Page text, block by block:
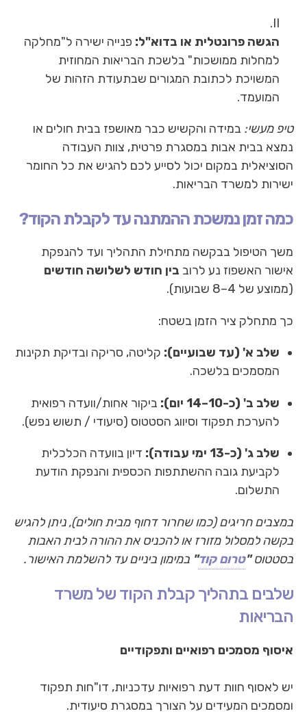
הגשה פרונטלית או בדוא"ל: פנייה ישירה ל"מחלקה
למחלות ממושכות" בלשכת הבריאות המחוזית
המשויכת לכתובת המגורים שבתעודת הזהות של
המועמד.
טיפ מעשי: במידה והקשיש כבר מאושפז בבית חולים או
נמצא בבית אבות במסגרת פרטית, צוות העבודה
הסוציאלית במקום יכול לסייע לכם להגיש את כל החומר
ישירות למשרד הבריאות.
כמה זמן נמשכת ההמתנה עד לקבלת הקוד?
משך הטיפול בבקשה מתחילת התהליך ועד להנפקת
אישור האשפוז נע לרוב בין חודש לשלושה חודשים
(ממוצע של 4–8 שבועות).
כך מתחלק ציר הזמן בשטח:
שלב א' (עד שבועיים): קליטה, סריקה ובדיקת תקינות
המסמכים בלשכה.
שלב ב' (כ-10–14 יום):
ביקור אחות/וועדה רפואית
להערכת תפקוד וסיווג הסטטוס (סיעודי / תשוש נפש).
שלב ג' (כ-13 ימי עבודה):
דיון בוועדה הכלכלית
לקביעת גובה ההשתתפות הכספית והנפקת הודעת
התשלום.
במצבים חריגים (כמו שחרור דחוף מבית חולים), ניתן להגיש
בקשה למסלול מזורז או להכניס את ההורה לבית האבות
בסטטוס"טרום קוד" במימון ביניים עד להשלמת האישור.
שלבים בתהליך קבלת הקוד של משרד
הבריאות
איסוף מסמכים רפואיים ותפקודיים
יש לאסוף חוות דעת רפואיות עדכניות, דו"חות תפקוד
ומסמכים המעידים על הצורך במסגרת סיעודית.